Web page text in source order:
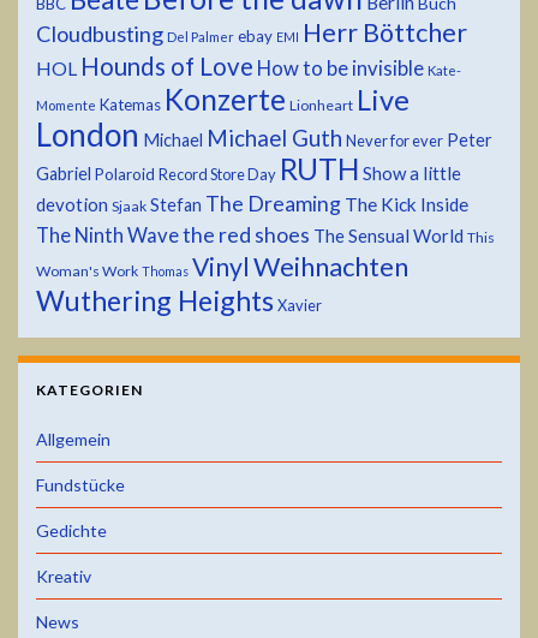
Cloudbusting Del Palmer ebay EMI Herr Böttcher
HOL Hounds of Love How to be invisible Kate-
Momente Katemas Konzerte Lionheart Live
London Michael Michael Guth Never for ever Peter
Gabriel Polaroid Record Store Day RUTH Show a little
devotion Sjaak Stefan The Dreaming The Kick Inside
The Ninth Wavethe red shoes The Sensual World This
Woman's Work Thomas VinylWeihnachten
Wuthering Heights Xavier
KATEGORIEN
Allgemein
Fundstücke
Gedichte
Kreativ
News